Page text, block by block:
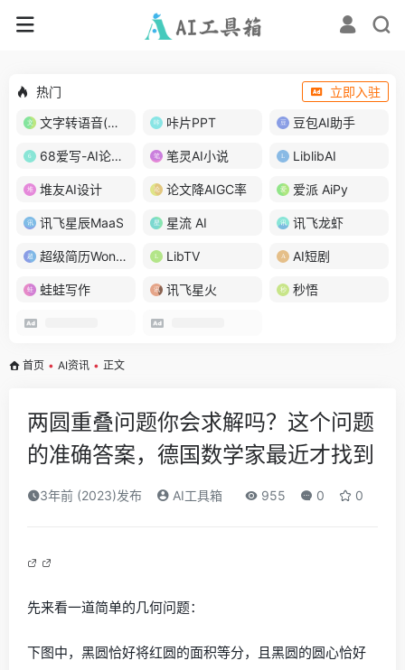
热门
立即入驻
文字转语音(琅琅配音)
咔片PPT 豆包AI助手
68爱写-AI论文写作 笔灵AI小说 LiblibAI
堆友AI设计 论文降AIGC率 爱派 AiPy
讯飞星辰MaaS 星流 AI 讯飞龙虾
超级简历WonderCV LibTV AI短剧
蛙蛙写作 讯飞星火 秒悟
首页 • AI资讯 • 正文
两圆重叠问题你会求解吗？这个问题
的准确答案，德国数学家最近才找到
3年前 (2023)发布 AI工具箱 955 0 0
先来看一道简单的几何问题：
下图中，黑圆恰好将红圆的面积等分，且黑圆的圆心恰好